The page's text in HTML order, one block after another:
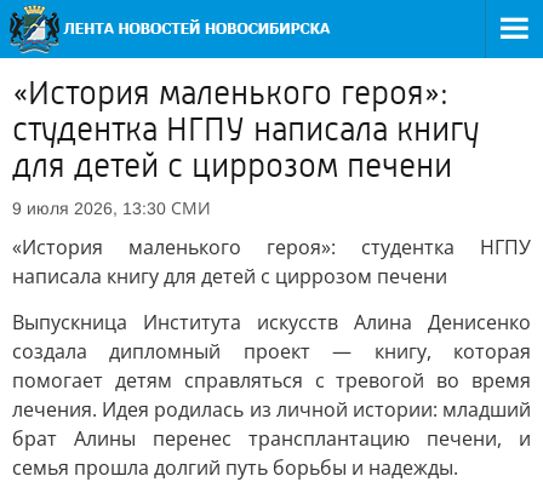
«История маленького героя»:
студентка НГПУ написала книгу
для детей с циррозом печени
9 июля 2026, 13:30 СМИ
«История маленького героя»: студентка НГПУ
написала книгу для детей с циррозом печени
Выпускница Института искусств Алина Денисенко
создала дипломный проект — книгу, которая
помогает детям справляться с тревогой во время
лечения. Идея родилась из личной истории: младший
брат Алины перенес трансплантацию печени, и
семья прошла долгий путь борьбы и надежды.